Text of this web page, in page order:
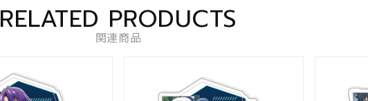
RELATED PRODUCTS
関連商品